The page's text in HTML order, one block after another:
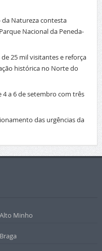
da Natureza contesta
Nacional da Peneda-
25 mil visitantes e reforça
histórica no Norte do
4 a 6 de setembro com três
das urgências da
Alto Minho
Braga